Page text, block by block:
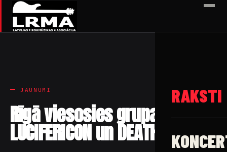
✕
RAKSTI
JAUNUMI
Rīgā viesosies grupas
LUCIFERICON un DEATHCULT